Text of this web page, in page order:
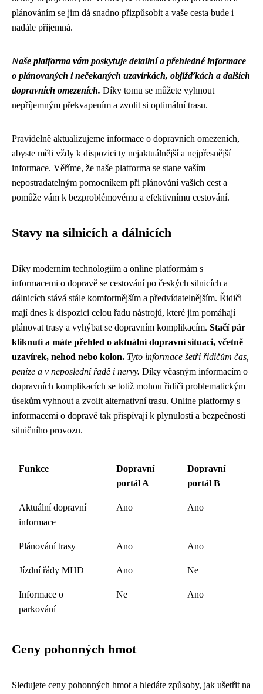
plánováním se jim dá snadno přizpůsobit a vaše cesta bude i
nadále příjemná.
Naše platforma vám poskytuje detailní a přehledné informace
o plánovaných i nečekaných uzavírkách, objížďkách a dalších
dopravních omezeních. Díky tomu se můžete vyhnout
nepříjemným překvapením a zvolit si optimální trasu.
Pravidelně aktualizujeme informace o dopravních omezeních,
abyste měli vždy k dispozici ty nejaktuálnější a nejpřesnější
informace. Věříme, že naše platforma se stane vaším
nepostradatelným pomocníkem při plánování vašich cest a
pomůže vám k bezproblémovému a efektivnímu cestování.
Stavy na silnicích a dálnicích
Díky moderním technologiím a online platformám s
informacemi o dopravě se cestování po českých silnicích a
dálnicích stává stále komfortnějším a předvídatelnějším. Řidiči
mají dnes k dispozici celou řadu nástrojů, které jim pomáhají
plánovat trasy a vyhýbat se dopravním komplikacím. Stačí pár
kliknutí a máte přehled o aktuální dopravní situaci, včetně
uzavírek, nehod nebo kolon. Tyto informace šetří řidičům čas,
peníze a v neposlední řadě i nervy. Díky včasným informacím o
dopravních komplikacích se totiž mohou řidiči problematickým
úsekům vyhnout a zvolit alternativní trasu. Online platformy s
informacemi o dopravě tak přispívají k plynulosti a bezpečnosti
silničního provozu.
Funkce
Dopravní
portál A
Dopravní
portál B
Aktuální dopravní
informace
Ano Ano
Plánování trasy Ano Ano
Jízdní řády MHD Ano Ne
Informace o
parkování
Ne Ano
Ceny pohonných hmot
Sledujete ceny pohonných hmot a hledáte způsoby, jak ušetřit na